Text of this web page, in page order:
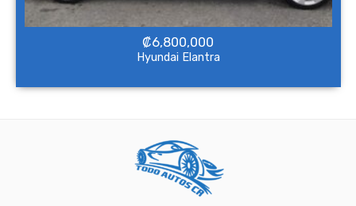
₡6,800,000
Hyundai Elantra